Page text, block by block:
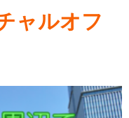
ャルオフ